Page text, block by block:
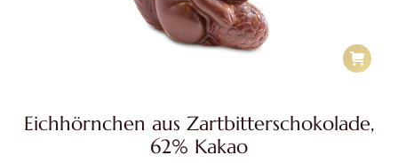
Eichhörnchen aus Zartbitterschokolade,
62% Kakao